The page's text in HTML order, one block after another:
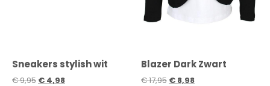
Sneakers stylish wit
€9,95 € 4,98
Blazer Dark Zwart
€17,95 € 8,98